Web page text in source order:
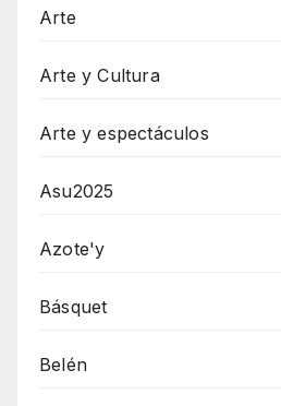
Arte
Arte y Cultura
Arte y espectáculos
Asu2025
Azote'y
Básquet
Belén